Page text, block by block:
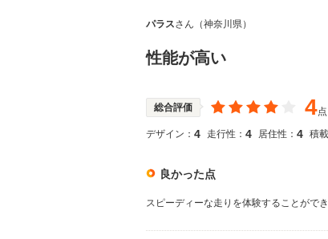
パラスさん（神奈川県）
性能が高い
総合評価 4点
デザイン： 4 走行性： 4 居住性： 4 積
良かった点
スピーディーな走りを体験することがで